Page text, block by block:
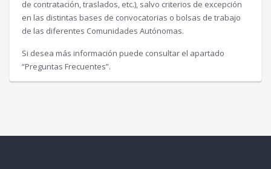
de contratación, traslados, etc.), salvo criterios de excepción
en las distintas bases de convocatorias o bolsas de trabajo
de las diferentes Comunidades Autónomas.
Si desea más información puede consultar el apartado
“Preguntas Frecuentes”.